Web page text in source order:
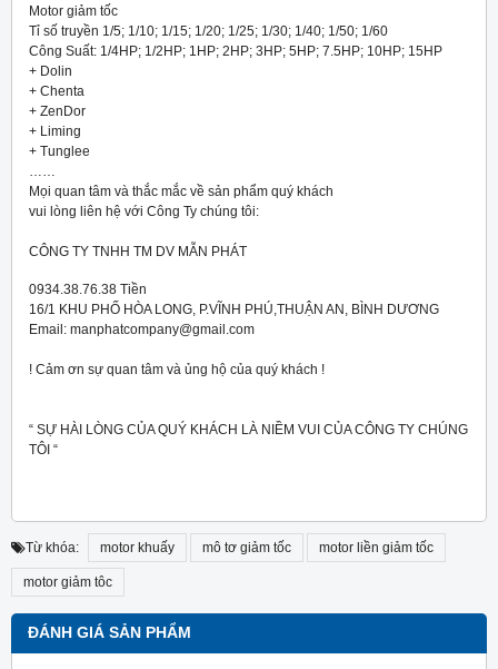
Motor giảm tốc
Tỉ số truyền 1/5; 1/10; 1/15; 1/20; 1/25; 1/30; 1/40; 1/50; 1/60
Công Suất: 1/4HP; 1/2HP; 1HP; 2HP; 3HP; 5HP; 7.5HP; 10HP; 15HP
+ Dolin
+ Chenta
+ ZenDor
+ Liming
+ Tunglee
……
Mọi quan tâm và thắc mắc về sản phẩm quý khách
vui lòng liên hệ với Công Ty chúng tôi:
CÔNG TY TNHH TM DV MẪN PHÁT
0934.38.76.38 Tiền
16/1 KHU PHỐ HÒA LONG, P.VĨNH PHÚ,THUẬN AN, BÌNH DƯƠNG
Email: manphatcompany@gmail.com
! Cảm ơn sự quan tâm và ủng hộ của quý khách !
“ SỰ HÀI LÒNG CỦA QUÝ KHÁCH LÀ NIỀM VUI CỦA CÔNG TY CHÚNG
TÔI “
Từ khóa: motor khuấy mô tơ giảm tốc motor liền giảm tốc
motor giảm tôc
ĐÁNH GIÁ SẢN PHẨM